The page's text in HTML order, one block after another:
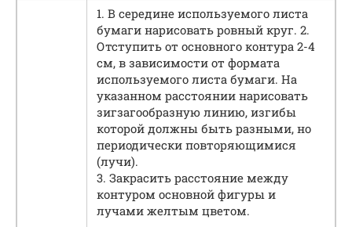
1. В середине используемого листа
бумаги нарисовать ровный круг. 2.
Отступить от основного контура 2-4
см, в зависимости от формата
используемого листа бумаги. На
указанном расстоянии нарисовать
зигзагообразную линию, изгибы
которой должны быть разными, но
периодически повторяющимися
(лучи).
3. Закрасить расстояние между
контуром основной фигуры и
лучами желтым цветом.